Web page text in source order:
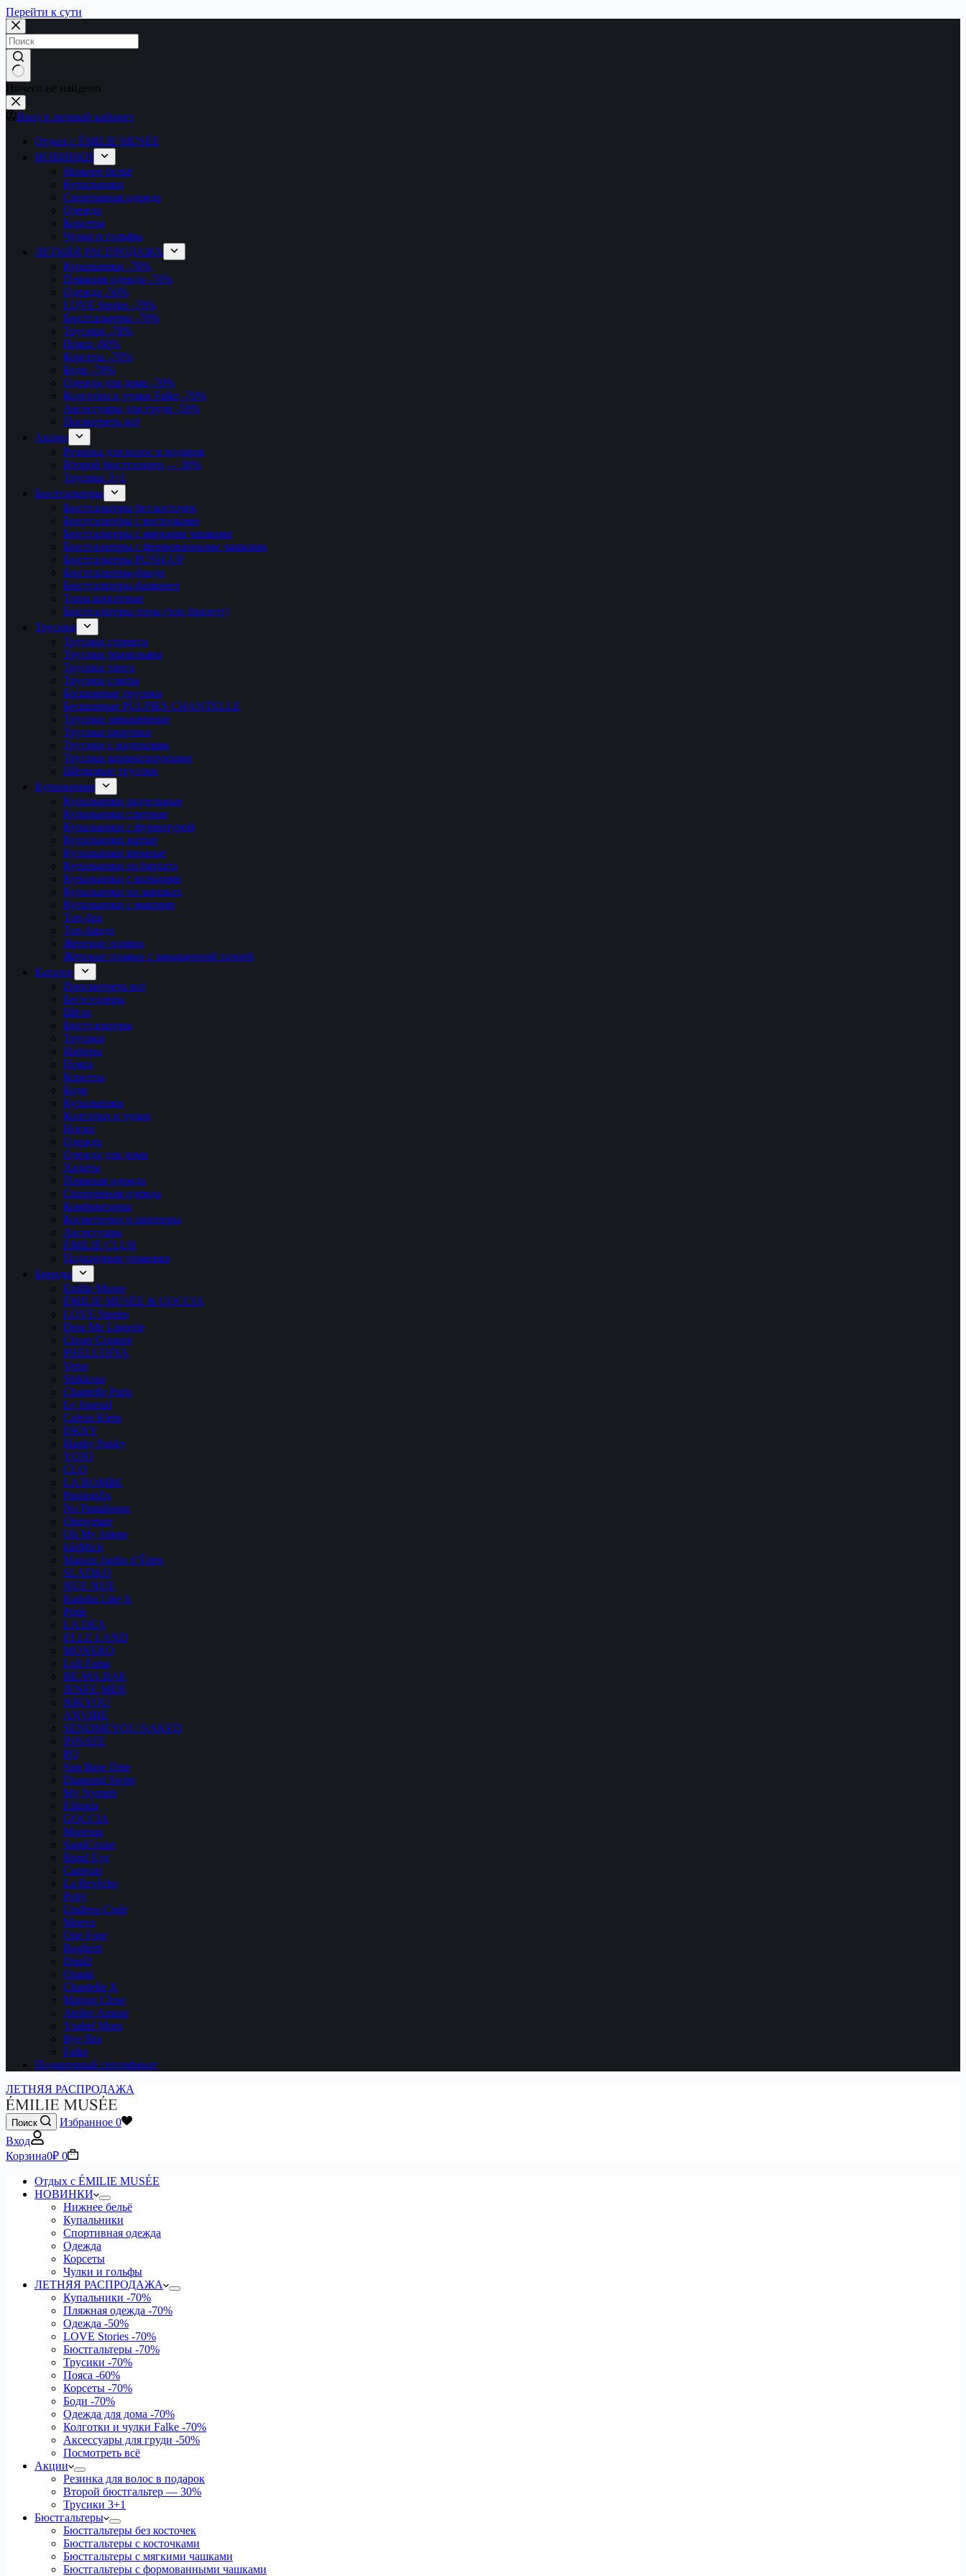
Перейти к сути
Ничего не найдено
Вход в личный кабинет
Отдых с ÉMILIE MUSÉE
НОВИНКИ
Нижнее бельё
Купальники
Спортивная одежда
Одежда
Корсеты
Чулки и гольфы
ЛЕТНЯЯ РАСПРОДАЖА
Купальники -70%
Пляжная одежда -70%
Одежда -50%
LOVE Stories -70%
Бюстгальтеры -70%
Трусики -70%
Пояса -60%
Корсеты -70%
Боди -70%
Одежда для дома -70%
Колготки и чулки Falke -70%
Аксессуары для груди -50%
Посмотреть всё
Акции
Резинка для волос в подарок
Второй бюстгальтер — 30%
Трусики 3+1
Бюстгальтеры
Бюстгальтеры без косточек
Бюстгальтеры с косточками
Бюстгальтеры с мягкими чашками
Бюстгальтеры с формованными чашками
Бюстгальтеры PUSH-UP
Бюстгальтеры-бандо
Бюстгальтеры-балконет
Топы корсетные
Бюстгальтеры-топы (топ бралетт)
Трусики
Трусики стринги
Трусики бразильяна
Трусики танга
Трусики слипы
Бесшовные трусики
Бесшовные PULPIES CHANTELLE
Трусики завышенные
Трусики шортики
Трусики с надписями
Трусики корректирующие
Шёлковые трусики
Купальники
Купальники раздельные
Купальники слитные
Купальники с фурнитурой
Купальники жатые
Купальники вязаные
Купальники из бархата
Купальники с кольцами
Купальники на завязках
Купальники с макраме
Топ-бра
Топ-бандо
Женские плавки
Женские плавки с завышенной талией
Каталог
Просмотреть всё
Бестселлеры
Шёлк
Бюстгальтеры
Трусики
Наборы
Пояса
Корсеты
Боди
Купальники
Колготки и чулки
Носки
Одежда
Одежда для дома
Халаты
Пляжная одежда
Спортивная одежда
Комбинезоны
Косметички и шопперы
Аксессуары
ÉMILIE CLUB
Подарочная упаковка
Бренды
Emilie Musee
ÉMILIE MUSÉE & GOCCIA
LOVE Stories
Dear Me Lingerie
Closer Couture
PRELUDIYA
Verse
Shikkosa
Chantelle Paris
Le Journal
Calvin Klein
DKNY
Hanky Panky
YONI
CLO
LA BOMBE
PassionZu
No Pantaloons
Ohmymarr
Oh My Jolene
kázMich
Maison Jardin d’Éden
SLADKO
NUE NUE
Katisha Like It
Pride
LA DEA
ELLE LAND
MONERO
Luli Fama
BE.MA.BAE
JENEE MER
NIKYOU
ANVIBE
SENDMEYOU.NAKED
INNATE
PQ
Sun Base Date
Diamond Swim
My Nymph
Ellinida
GOCCIA
Moresqa
SandCruise
Bond Eye
Camvari
La Revêche
Poby
Undress Code
Moeva
One Four
Boglietti
DnuD
Opaak
Chantelle X
Maison Close
Atelier Amour
Ysabel Mora
Bye Bra
Falke
Подарочный сертификат
ЛЕТНЯЯ РАСПРОДАЖА
Поиск Избранное 0
Вход
Корзина0₽ 0
Отдых с ÉMILIE MUSÉE
НОВИНКИ
Нижнее бельё
Купальники
Спортивная одежда
Одежда
Корсеты
Чулки и гольфы
ЛЕТНЯЯ РАСПРОДАЖА
Купальники -70%
Пляжная одежда -70%
Одежда -50%
LOVE Stories -70%
Бюстгальтеры -70%
Трусики -70%
Пояса -60%
Корсеты -70%
Боди -70%
Одежда для дома -70%
Колготки и чулки Falke -70%
Аксессуары для груди -50%
Посмотреть всё
Акции
Резинка для волос в подарок
Второй бюстгальтер — 30%
Трусики 3+1
Бюстгальтеры
Бюстгальтеры без косточек
Бюстгальтеры с косточками
Бюстгальтеры с мягкими чашками
Бюстгальтеры с формованными чашками